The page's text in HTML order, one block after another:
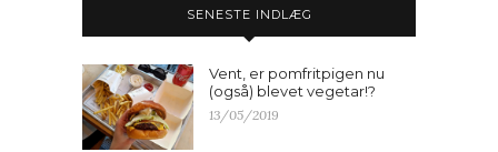
SENESTE INDLÆG
Vent, er pomfritpigen nu
(også) blevet vegetar!?
13/05/2019